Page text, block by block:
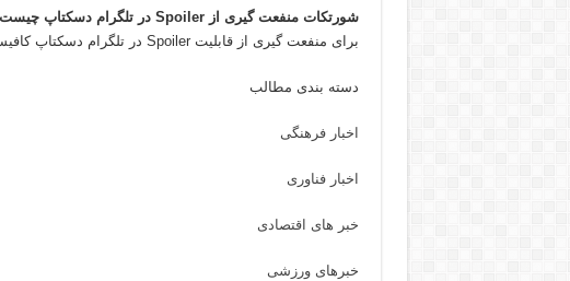
شورتکات منفعت گیری از Spoiler در تلگرام دسکتاپ چیست؟
برای منفعت گیری از قابلیت Spoiler در تلگرام دسکتاپ کافیست از کلید ترکیبی Ctrl+Shift+P منفعت گیری کنیم.
دسته بندی مطالب
اخبار فرهنگی
اخبار فناوری
خبر های اقتصادی
خبرهای ورزشی